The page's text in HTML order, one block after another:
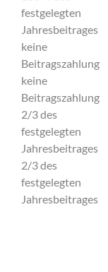
festgelegten
Jahresbeitrages
keine
Beitragszahlung
keine
Beitragszahlung
2/3 des
festgelegten
Jahresbeitrages
2/3 des
festgelegten
Jahresbeitrages